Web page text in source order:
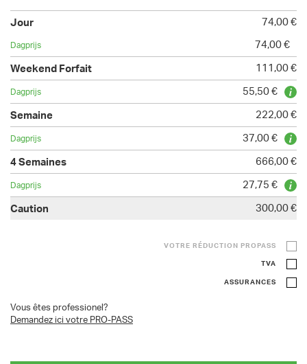
74,00 €
74,00 €
111,00 €
55,50 €
222,00 €
37,00 €
666,00 €
27,75 €
300,00 €
VOTRE RÉDUCTION PROPASS
TVA
ASSURANCES
Vous êtes professionel?
Demandez ici votre PRO-PASS